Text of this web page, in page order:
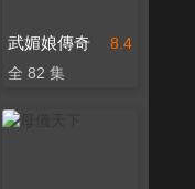
8.4
武媚娘傳奇
全 82 集